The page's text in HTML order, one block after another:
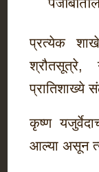
प्रत्येक
प्रातिशाख्ये
कृष्ण
आल्या असून